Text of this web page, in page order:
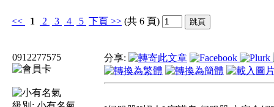
<< 1 2 3 4 5 下頁 >> (共 6 頁)
0912277575 分享: